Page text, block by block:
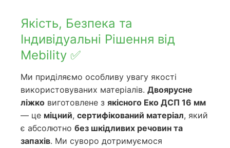
Якість, Безпека та
Індивідуальні Рішення від
Mebility ✅
Ми приділяємо особливу увагу якості
використовуваних матеріалів. Двоярусне
ліжко виготовлене з якісного Еко ДСП 16 мм
— це міцний, сертифікований матеріал, який
є абсолютно без шкідливих речовин та
запахів. Ми суворо дотримуємося